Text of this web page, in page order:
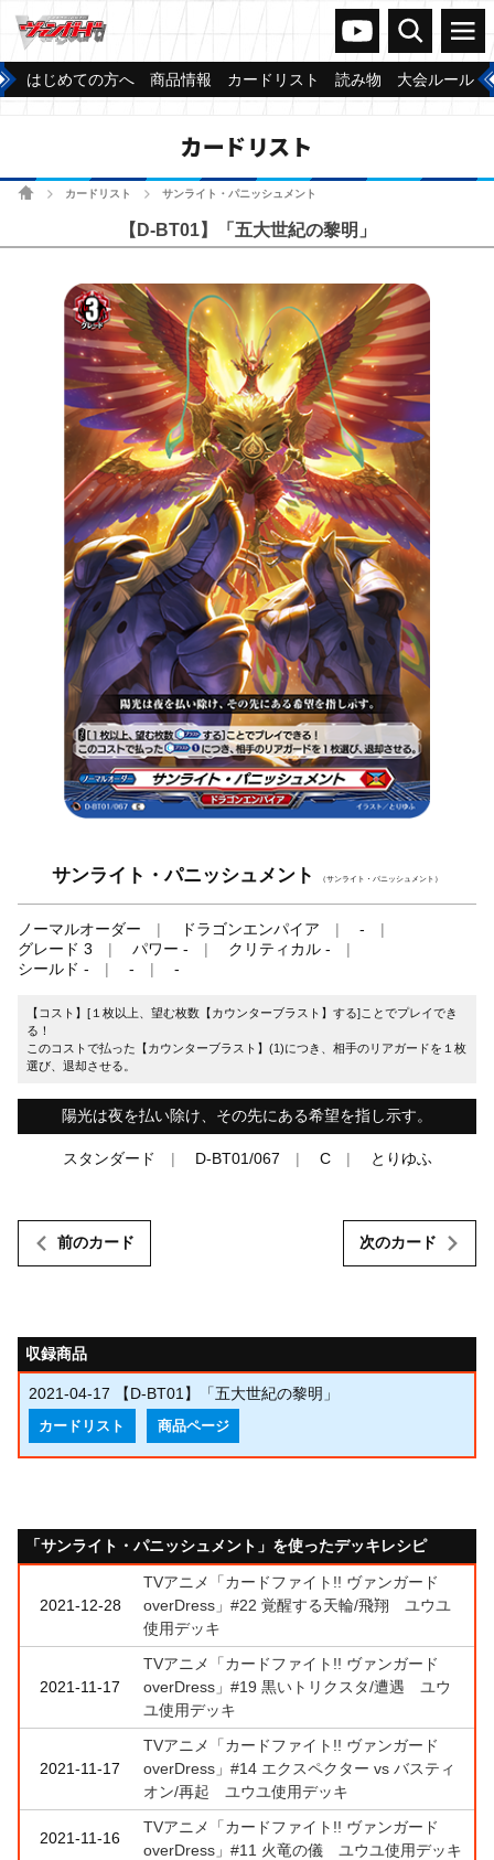
ヴァンガードch
検索 メニュー
はじめての方へ 商品情報 カードリスト 読み物 大会ルール
カードリスト
ホームカードリスト サンライト・パニッシュメント
【D-BT01】「五大世紀の黎明」
サンライト・パニッシュメント （サンライト・パニッシュメント）
ノーマルオーダー ドラゴンエンパイア
-
グレード 3
パワー -
クリティカル -
シールド -
- -
【コスト】[１枚以上、望む枚数【カウンターブラスト】する]ことでプレイでき
る！
このコストで払った【カウンターブラスト】(1)につき、相手のリアガードを１枚
選び、退却させる。
陽光は夜を払い除け、その先にある希望を指し示す。
スタンダード D-BT01/067 C とりゆふ
前のカード 次のカード
収録商品
2021-04-17 【D-BT01】「五大世紀の黎明」
カードリスト 商品ページ
「サンライト・パニッシュメント」を使ったデッキレシピ
2021-12-28
TVアニメ「カードファイト!! ヴァンガード
overDress」#22 覚醒する天輪/飛翔 ユウユ
使用デッキ
2021-11-17
TVアニメ「カードファイト!! ヴァンガード
overDress」#19 黒いトリクスタ/遭遇 ユウ
ユ使用デッキ
2021-11-17
TVアニメ「カードファイト!! ヴァンガード
overDress」#14 エクスペクター vs バスティ
オン/再起 ユウユ使用デッキ
2021-11-16
TVアニメ「カードファイト!! ヴァンガード
overDress」#11 火竜の儀 ユウユ使用デッキ